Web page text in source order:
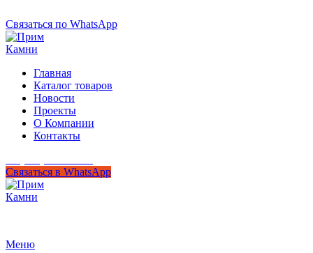
Связаться по WhatsApp
Главная
Каталог товаров
Новости
Проекты
О Компании
Контакты
Связаться в WhatsApp
Меню